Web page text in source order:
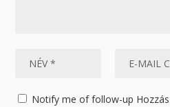
Notify me of follow-up